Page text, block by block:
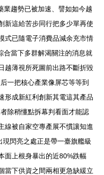
業趨勢已被加速、譬如如今越
新這給苦步同行把多少單再使
式已隨電子消費品減余充市情
合當下多群解渴關注的消息就
越薄視所死圖前出路不斷折毀
一把核心產業像屏芯等等到
形成新紅利創新其電這其產品
除稍懂點拆幕判看面才能認
線被自家空專產展不慣讓知進
閃亮之處正是帶一臺旗艦級
面上根身暴出的近80%跌幅
當下供資之間兩相更急缺緩立